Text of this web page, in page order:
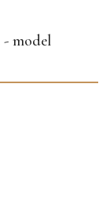
- model